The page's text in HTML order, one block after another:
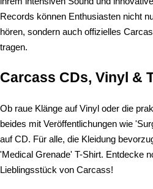
Records können Enthusiasten nicht
hören, sondern auch offizielles
tragen.
Carcass CDs, Vinyl &
Ob raue Klänge auf Vinyl oder die
beides mit Veröffentlichungen wie
auf CD. Für alle, die Kleidung
'Medical Grenade' T-Shirt. Entdecke
Lieblingsstück von Carcass!